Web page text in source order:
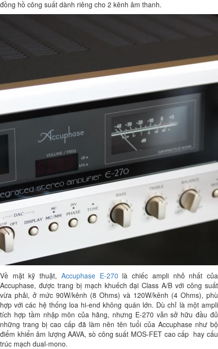
đồng hồ công suất dành riêng cho 2 kênh âm thanh.
Về mặt kỹ thuật, Accuphase E-270 là chiếc ampli nhỏ nhất của
Accuphase, được trang bị mạch khuếch đại Class A/B với công suất
vừa phải, ở mức 90W/kênh (8 Ohms) và 120W/kênh (4 Ohms), phù
hợp với các hệ thống loa hi-end không quán lớn. Dù chỉ là một ampli
tích hợp tầm nhập môn của hãng, nhưng E-270 vẫn sở hữu đầu đủ
những trang bị cao cấp đã làm nên tên tuổi của Accuphase như bộ
điểm khiển âm lượng AAVA, sò công suất MOS-FET cao cấp hay cấu
trúc mạch dual-mono.